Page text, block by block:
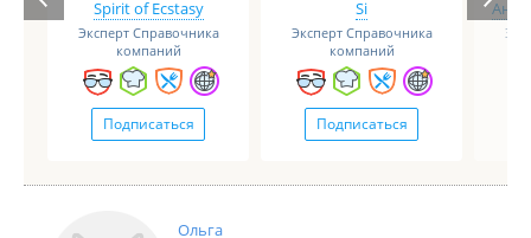
Spirit of Ecstasy
Эксперт Справочника
компаний
Подписаться
Si
Эксперт Справочника
компаний
Подписаться
Ольга